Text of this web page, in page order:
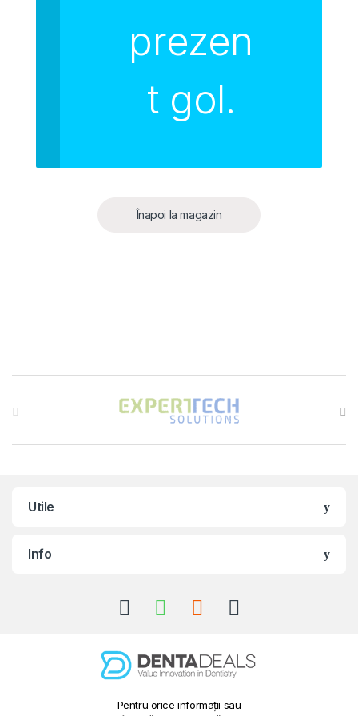
prezen
t gol.
Înapoi la magazin
Utile
Info
Pentru orice informații sau